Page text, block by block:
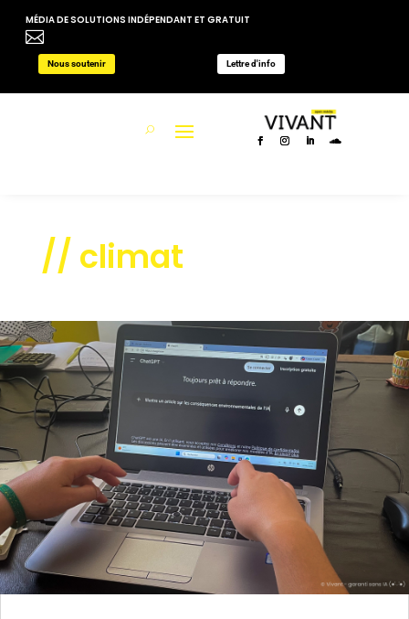
MÉDIA DE SOLUTIONS INDÉPENDANT ET GRATUIT

Nous soutenir Lettre d'info
// climat